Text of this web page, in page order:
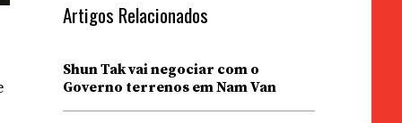
Artigos Relacionados
Shun Tak vai negociar com o
Governo terrenos em Nam Van